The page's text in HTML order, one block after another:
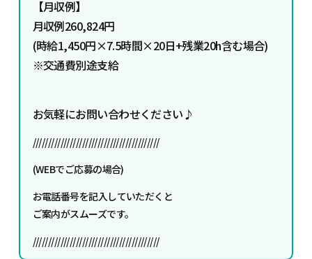
【月収例】
月収例260,824円
(時給1,450円×7.5時間×20日+残業20h含む場合)
※交通費別途支給
お気軽にお問い合わせください♪
/////////////////////////////////////////
(WEBでご応募の場合)
お電話番号を記入していただくと
ご案内がスムーズです。
/////////////////////////////////////////